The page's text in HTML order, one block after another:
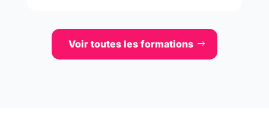
Voir toutes les formations